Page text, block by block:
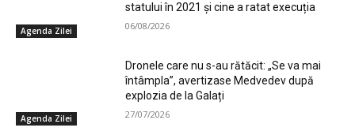
Agenda Zilei
statului în 2021 și cine a ratat execuția
06/08/2026
Agenda Zilei
Dronele care nu s-au rătăcit: „Se va mai
întâmpla”, avertizase Medvedev după
explozia de la Galați
27/07/2026